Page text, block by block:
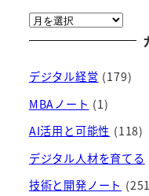
ア
ー
イ
ブ
デジタル経営 (179)
MBAノート (1)
AI活用と可能性 (118)
デジタル人材を育てる
技術と開発ノート